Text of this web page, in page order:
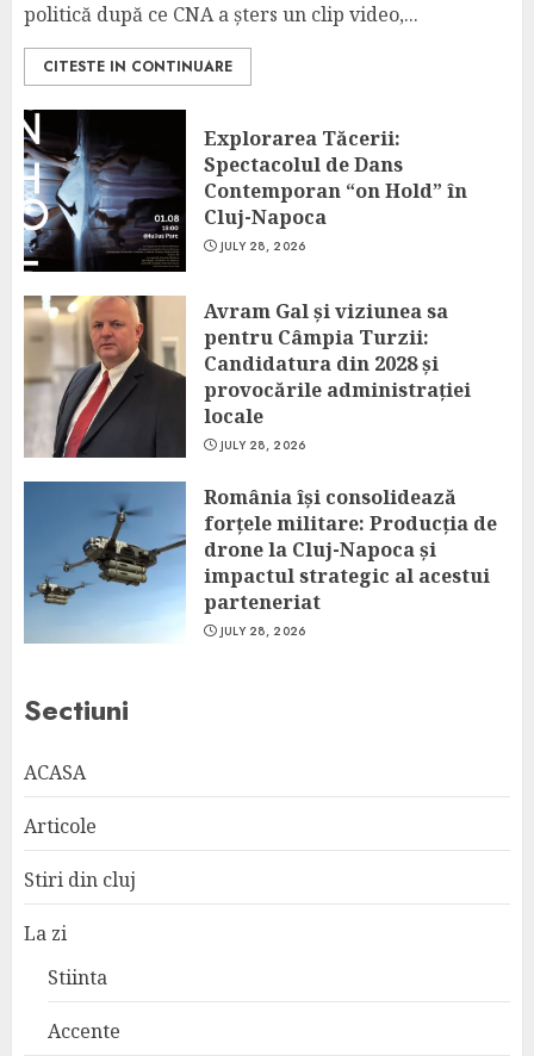
politică după ce CNA a șters un clip video,...
CITESTE IN CONTINUARE
Explorarea Tăcerii:
Spectacolul de Dans
Contemporan “on Hold” în
Cluj-Napoca
JULY 28, 2026
Avram Gal și viziunea sa
pentru Câmpia Turzii:
Candidatura din 2028 și
provocările administrației
locale
JULY 28, 2026
România își consolidează
forțele militare: Producția de
drone la Cluj-Napoca și
impactul strategic al acestui
parteneriat
JULY 28, 2026
Sectiuni
ACASA
Articole
Stiri din cluj
La zi
Stiinta
Accente